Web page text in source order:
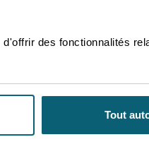
des fonctionnalités
Tout
plus leur vendre
certains) et n’hésitez pas à
qualifie la Hongrie de pays
minimum garanti est à
la recherche de qualité